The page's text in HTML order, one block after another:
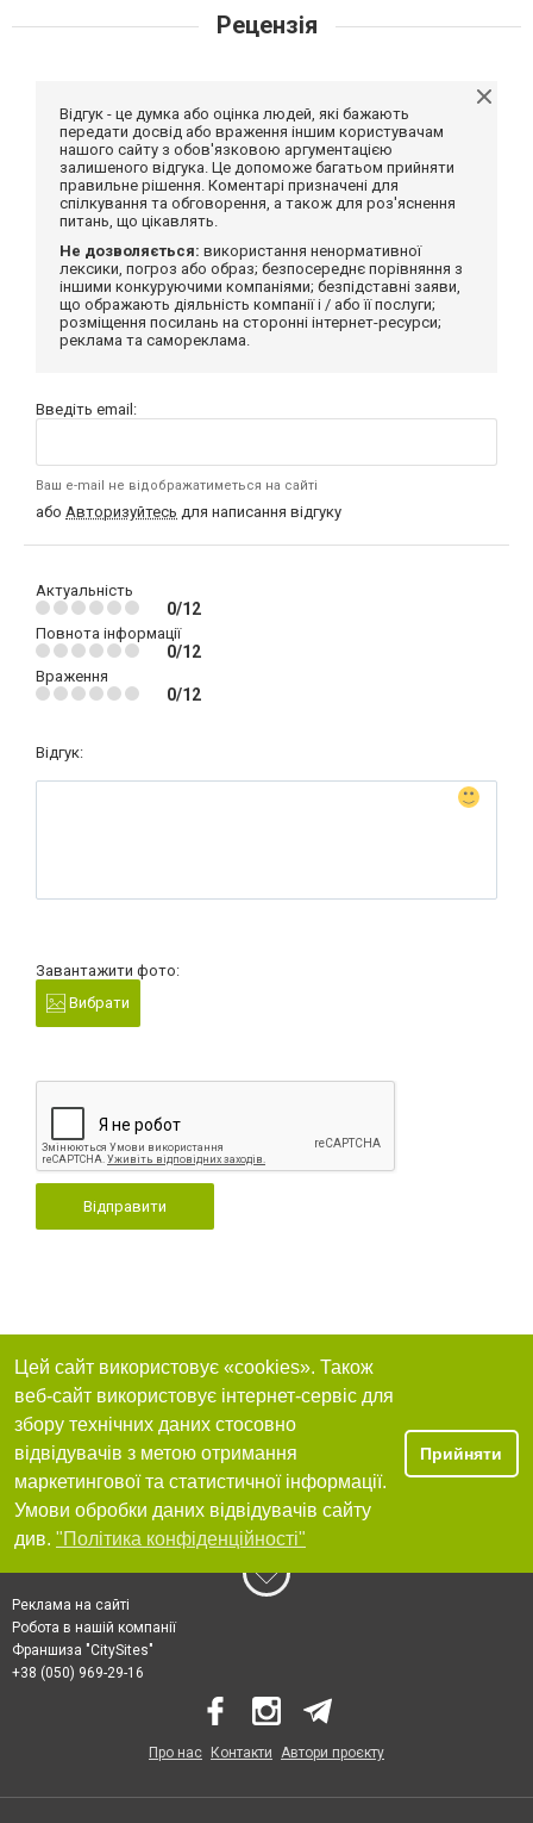
Рецензія
Відгук - це думка або оцінка людей, які бажають
передати досвід або враження іншим користувачам
нашого сайту з обов'язковою аргументацією
залишеного відгука. Це допоможе багатьом прийняти
правильне рішення. Коментарі призначені для
спілкування та обговорення, а також для роз'яснення
питань, що цікавлять.
Не дозволяється: використання ненормативної
лексики, погроз або образ; безпосереднє порівняння з
іншими конкуруючими компаніями; безпідставні заяви,
що ображають діяльність компанії і / або її послуги;
розміщення посилань на сторонні інтернет-ресурси;
реклама та самореклама.
Введіть email:
Ваш e-mail не відображатиметься на сайті
або Авторизуйтесь для написання відгуку
Актуальність
0/12
Повнота інформації
0/12
Враження
0/12
Відгук:
Завантажити фото:
Вибрати
Відправити
Цей сайт використовує «cookies». Також
веб-сайт використовує інтернет-сервіс для
збору технічних даних стосовно
відвідувачів з метою отримання
маркетингової та статистичної інформації.
Умови обробки даних відвідувачів сайту
див. "Політика конфіденційності"
Прийняти
Реклама на сайті
Робота в нашій компанії
Франшиза "CitySites"
+38 (050) 969-29-16
Про нас Контакти Автори проєкту